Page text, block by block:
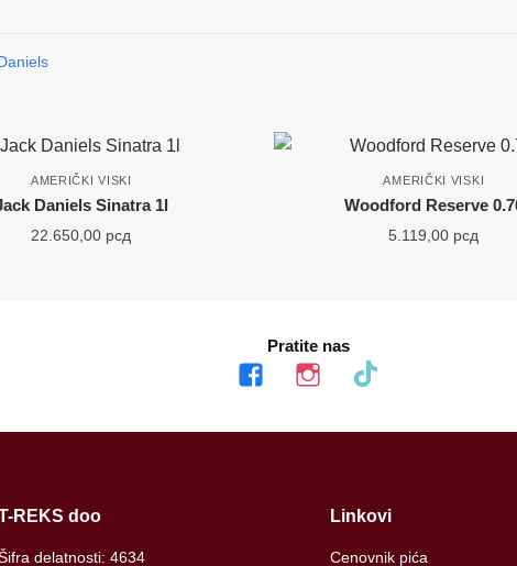
AMERIČKI VISKI
Daniels Sinatra 1l
22.650,00 рсд
AMERIČKI VISKI
Woodford Reserve
5.119,00 рсд
Pratite nas
facebookinstagramtiktok
REKS doo
delatnosti: 4634
Linkovi
Cenovnik pića